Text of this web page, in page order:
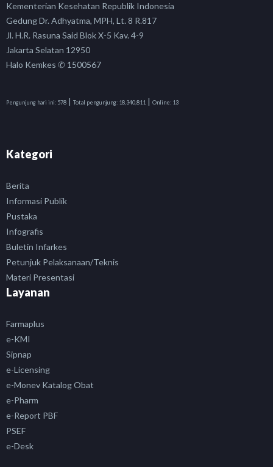
Kementerian Kesehatan Republik Indonesia
Gedung Dr. Adhyatma, MPH, Lt. 8 R.817
Jl. H.R. Rasuna Said Blok X-5 Kav. 4-9
Jakarta Selatan 12950
Halo Kemkes ✆ 1500567
Pengunjung hari ini: 578 | Total pengunjung: 18,340,811 | Online: 13
Kategori
Berita
Informasi Publik
Pustaka
Infografis
Buletin Infarkes
Petunjuk Pelaksanaan/Teknis
Materi Presentasi
Layanan
Farmaplus
e-KMI
Sipnap
e-Licensing
e-Monev Katalog Obat
e-Pharm
e-Report PBF
PSEF
e-Desk